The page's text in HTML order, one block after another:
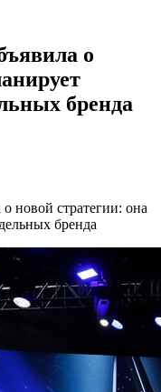
о
бренда
новой стратегии: она
бренда